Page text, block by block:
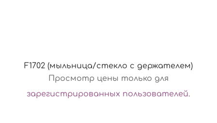
F1702 (мыльница/стекло с держателем)
Просмотр цены только для
зарегистрированных пользователей.